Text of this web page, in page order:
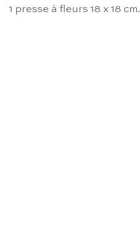
1 presse à fleurs 18 x 18 cm.